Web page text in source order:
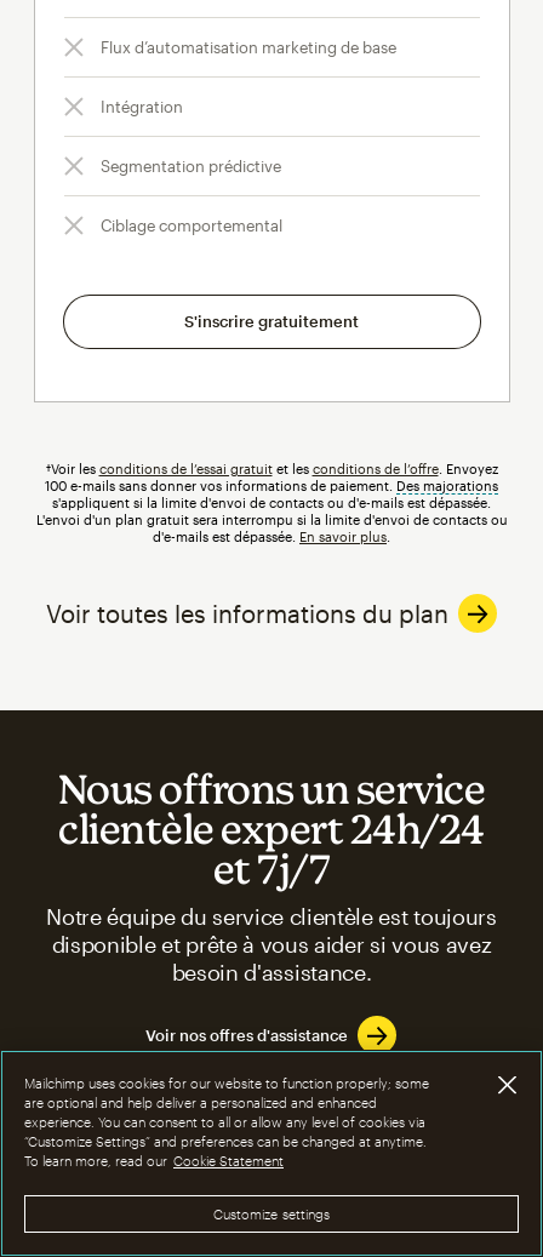
Flux d’automatisation marketing de base
Intégration
Segmentation prédictive
Ciblage comportemental
S'inscrire gratuitement
†Voir les conditions de l’essai gratuitet les conditions de l’offre. Envoyez
100 e-mails sans donner vos informations de paiement. Des majorations
s'appliquent si la limite d'envoi de contacts ou d'e-mails est dépassée.
L'envoi d'un plan gratuit sera interrompu si la limite d'envoi de contacts ou
d'e-mails est dépassée. En savoir plus
Voir toutes les informations du plan
Nous offrons un service
clientèle expert 24h/24
et 7j/7
Notre équipe du service clientèle est toujours
disponible et prête à vous aider si vous avez
besoin d'assistance.
Voir nos offres d'assistance
FAQ
Mailchimp uses cookies for our website to function properly; some
are optional and help deliver a personalized and enhanced
experience. You can consent to all or allow any level of cookies via
“Customize Settings” and preferences can be changed at anytime.
To learn more, read our Cookie Statement
Customize settings